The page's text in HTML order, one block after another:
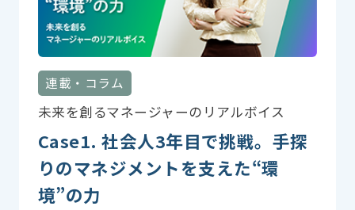
連載・コラム
未来を創るマネージャーのリアルボイス
Case1. 社会人3年目で挑戦。手探
りのマネジメントを支えた“環
境”の力